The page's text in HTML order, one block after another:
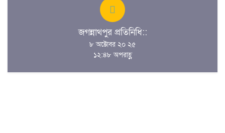
জগন্নাথপুর প্রতিনিধি::
৮ অক্টোবর ২০ ২৫
১২:৪৮ অপরাহ্ণ